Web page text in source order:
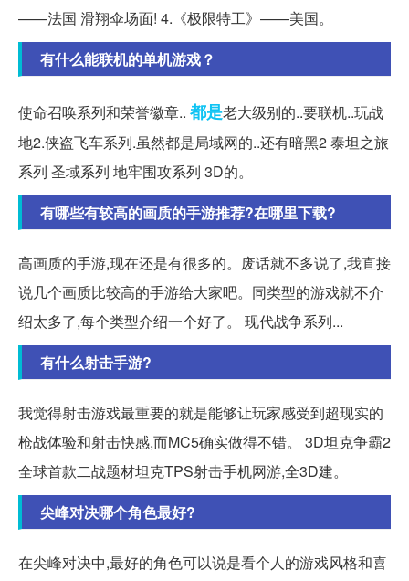
——法国 滑翔伞场面! 4.《极限特工》——美国。
有什么能联机的单机游戏？
使命召唤系列和荣誉徽章.. 都是老大级别的..要联机..玩战
地2.侠盗飞车系列.虽然都是局域网的..还有暗黑2 泰坦之旅
系列 圣域系列 地牢围攻系列 3D的。
有哪些有较高的画质的手游推荐?在哪里下载?
高画质的手游,现在还是有很多的。废话就不多说了,我直接
说几个画质比较高的手游给大家吧。同类型的游戏就不介
绍太多了,每个类型介绍一个好了。 现代战争系列...
有什么射击手游?
我觉得射击游戏最重要的就是能够让玩家感受到超现实的
枪战体验和射击快感,而MC5确实做得不错。 3D坦克争霸2
全球首款二战题材坦克TPS射击手机网游,全3D建。
尖峰对决哪个角色最好?
在尖峰对决中,最好的角色可以说是看个人的游戏风格和喜